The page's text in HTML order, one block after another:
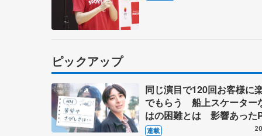
ピックアップ
同じ演目で120回お客様に
でもらう 船上スケーター
はの困難とは 影響あった
キャプテン松永さんの存在
連載